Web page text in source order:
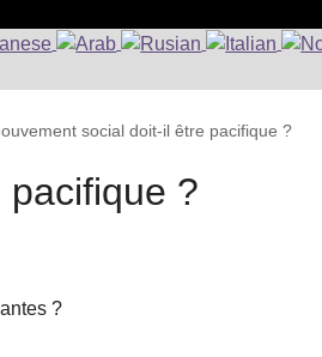
social doit-il être pacifique ?
?
?